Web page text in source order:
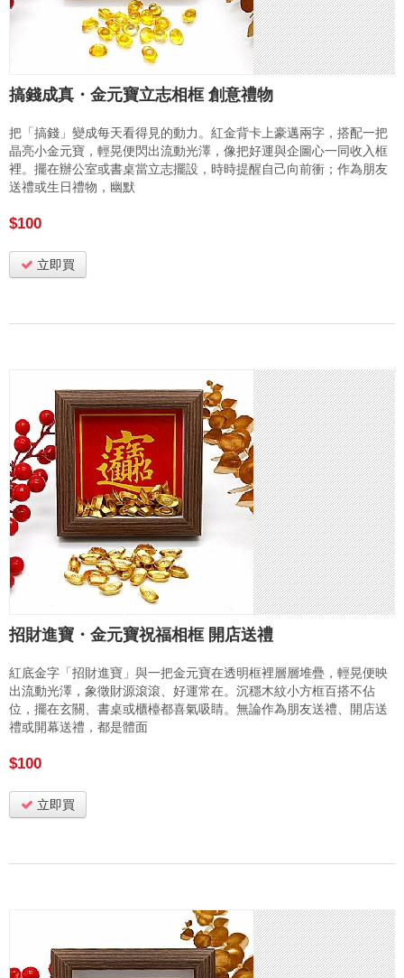
搞錢成真・金元寶立志相框 創意禮物
把「搞錢」變成每天看得見的動力。紅金背卡上豪邁兩字，搭配一把
晶亮小金元寶，輕晃便閃出流動光澤，像把好運與企圖心一同收入框
裡。擺在辦公室或書桌當立志擺設，時時提醒自己向前衝；作為朋友
送禮或生日禮物，幽默
$100
立即買
招財進寶・金元寶祝福相框 開店送禮
紅底金字「招財進寶」與一把金元寶在透明框裡層層堆疊，輕晃便映
出流動光澤，象徵財源滾滾、好運常在。沉穩木紋小方框百搭不佔
位，擺在玄關、書桌或櫃檯都喜氣吸睛。無論作為朋友送禮、開店送
禮或開幕送禮，都是體面
$100
立即買